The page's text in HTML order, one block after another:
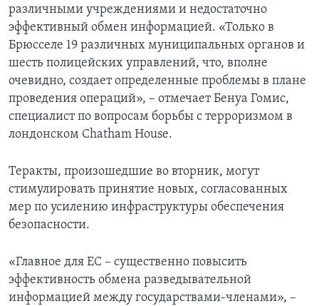
различными учреждениями и недостаточно
эффективный обмен информацией. «Только в
Брюсселе 19 различных муниципальных органов и
шесть полицейских управлений, что, вполне
очевидно, создает определенные проблемы в плане
проведения операций», – отмечает Бенуа Гомис,
специалист по вопросам борьбы с терроризмом в
лондонском Chatham House.
Теракты, произошедшие во вторник, могут
стимулировать принятие новых, согласованных
мер по усилению инфраструктуры обеспечения
безопасности.
«Главное для ЕС – существенно повысить
эффективность обмена разведывательной
информацией между государствами-членами», –